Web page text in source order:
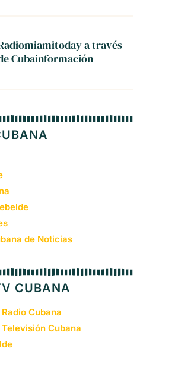
a través
Cubainformación
de Noticias
CUBANA
Cubana
Cubana